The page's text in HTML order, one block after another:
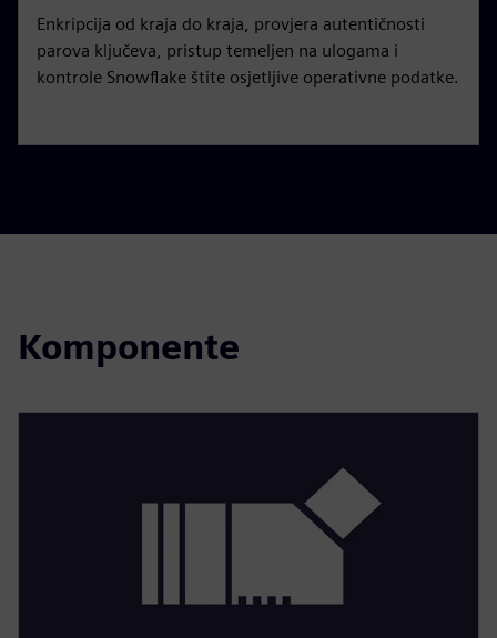
Enkripcija od kraja do kraja, provjera autentičnosti
parova ključeva, pristup temeljen na ulogama i
kontrole Snowflake štite osjetljive operativne podatke.
Komponente